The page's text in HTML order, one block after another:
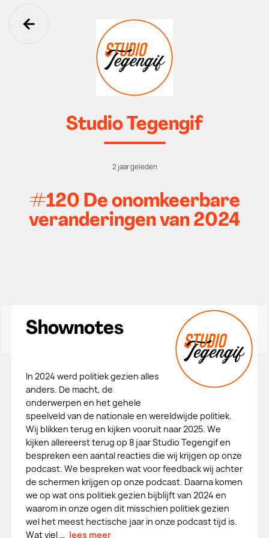
Ga terug
Studio Tegengif
2 jaar geleden
#120 De onomkeerbare
veranderingen van 2024
Shownotes
In 2024 werd politiek gezien alles
anders. De macht, de
onderwerpen en het gehele
speelveld van de nationale en wereldwijde politiek.
Wij blikken terug en kijken vooruit naar 2025. We
kijken allereerst terug op 8 jaar Studio Tegengif en
bespreken een aantal reacties die wij krijgen op onze
podcast. We bespreken wat voor feedback wij achter
de schermen krijgen op onze podcast. Daarna komen
we op wat ons politiek gezien bijblijft van 2024 en
waarom in onze ogen dit misschien politiek gezien
wel het meest hectische jaar in onze podcast tijd is.
Wat viel … lees meer